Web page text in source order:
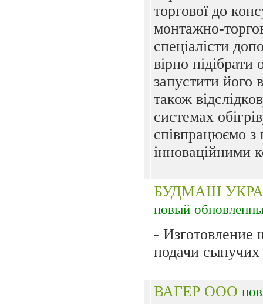
торгової до
монтажно-
спеціалісти
вірно підібрати
запустити його
також
системах
співпрацюємо
інноваційними
БУДМАШ
новый
- Изготовление
подачи
ВАГЕР ООО